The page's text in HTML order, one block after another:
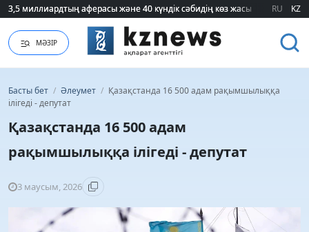
3,5 миллиардтың аферасы және 40 күндік сәбидің көз жасы:
3,5 миллиардтың аферасы және 40 күндік сәбидің көз жасы: RU KZ
МӘЗІР
Басты бет / Әлеумет / Қазақстанда 16 500 адам рақымшылыққа
ілігеді - депутат
Қазақстанда 16 500 адам
рақымшылыққа ілігеді - депутат
3 маусым, 2026